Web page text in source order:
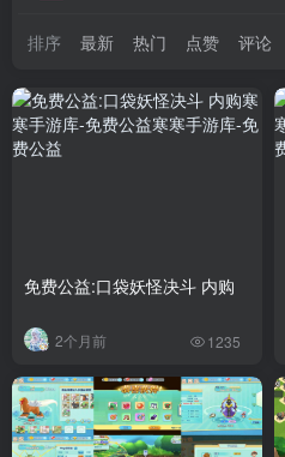
排序 最新 热门 点赞 评论
免费公益:口袋妖怪决斗 内购
2个月前 1235